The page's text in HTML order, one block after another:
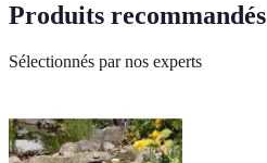
Produits recommandés
Sélectionnés par nos experts